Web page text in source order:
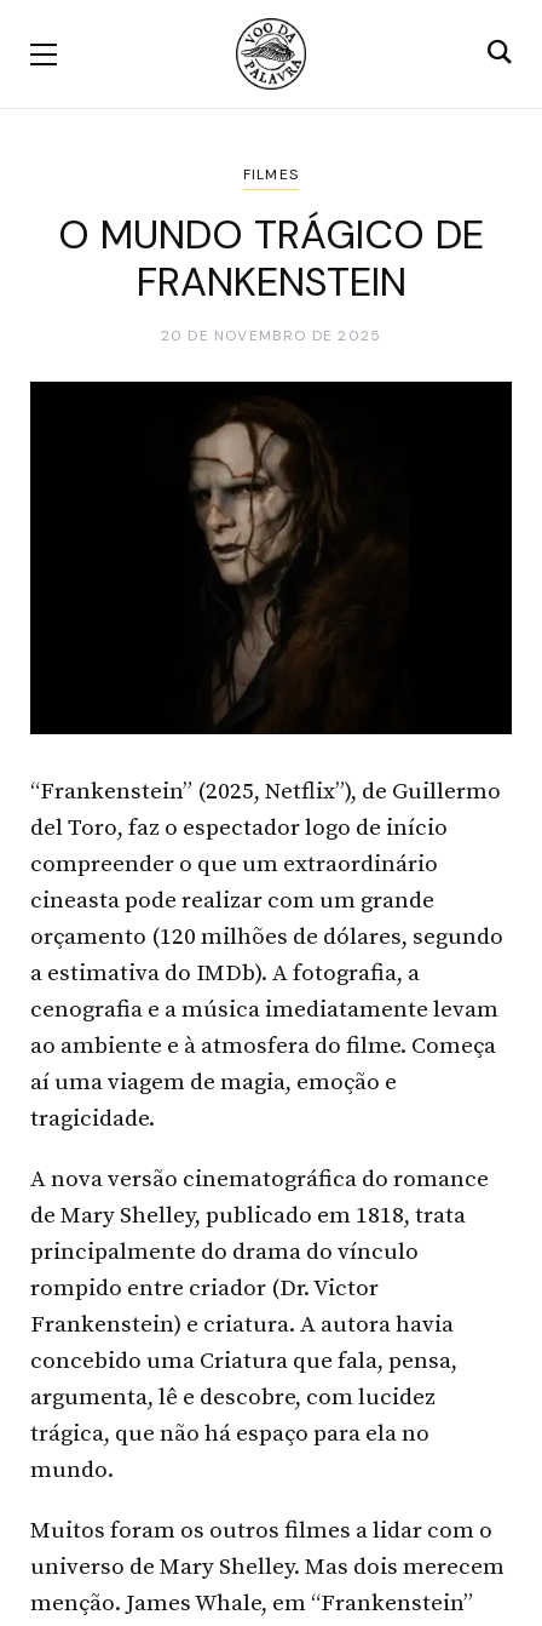
FILMES
O MUNDO TRÁGICO DE
FRANKENSTEIN
20 DE NOVEMBRO DE 2025
“Frankenstein” (2025, Netflix”), de Guillermo
del Toro, faz o espectador logo de início
compreender o que um extraordinário
cineasta pode realizar com um grande
orçamento (120 milhões de dólares, segundo
a estimativa do IMDb). A fotografia, a
cenografia e a música imediatamente levam
ao ambiente e à atmosfera do filme. Começa
aí uma viagem de magia, emoção e
tragicidade.
A nova versão cinematográfica do romance
de Mary Shelley, publicado em 1818, trata
principalmente do drama do vínculo
rompido entre criador (Dr. Victor
Frankenstein) e criatura. A autora havia
concebido uma Criatura que fala, pensa,
argumenta, lê e descobre, com lucidez
trágica, que não há espaço para ela no
mundo.
Muitos foram os outros filmes a lidar com o
universo de Mary Shelley. Mas dois merecem
menção. James Whale, em “Frankenstein”